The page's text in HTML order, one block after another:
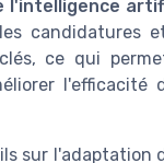
l'intelligence
candidatures
ce qui
l'efficacité
sur l'adaptation